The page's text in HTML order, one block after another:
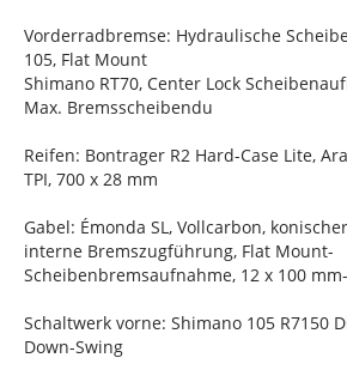
Vorderradbremse: Hydraulische
105, Flat Mount
Shimano RT70, Center Lock
Max. Bremsscheibendu
Reifen: Bontrager R2 Hard-Case Lite,
TPI, 700 x 28 mm
Gabel: Émonda SL, Vollcarbon,
interne Bremszugführung, Flat Mount-
Scheibenbremsaufnahme, 12 x 100
Schaltwerk vorne: Shimano 105 R7150
Down-Swing